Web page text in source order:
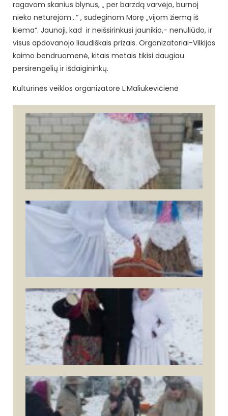
ragavom skanius blynus, „ per barzdą varvėjo, burnoj
nieko neturėjom…“ , sudeginom Morę „vijom žiemą iš
kiema“. Jaunoji, kad ir neišsirinkusi jaunikio,- nenuliūdo, ir
visus apdovanojo liaudiškais prizais. Organizatoriai-Vilkijos
kaimo bendruomenė, kitais metais tikisi daugiau
persirengėlių ir išdaigininkų.
Kultūrinės veiklos organizatorė L.Maliukevičienė